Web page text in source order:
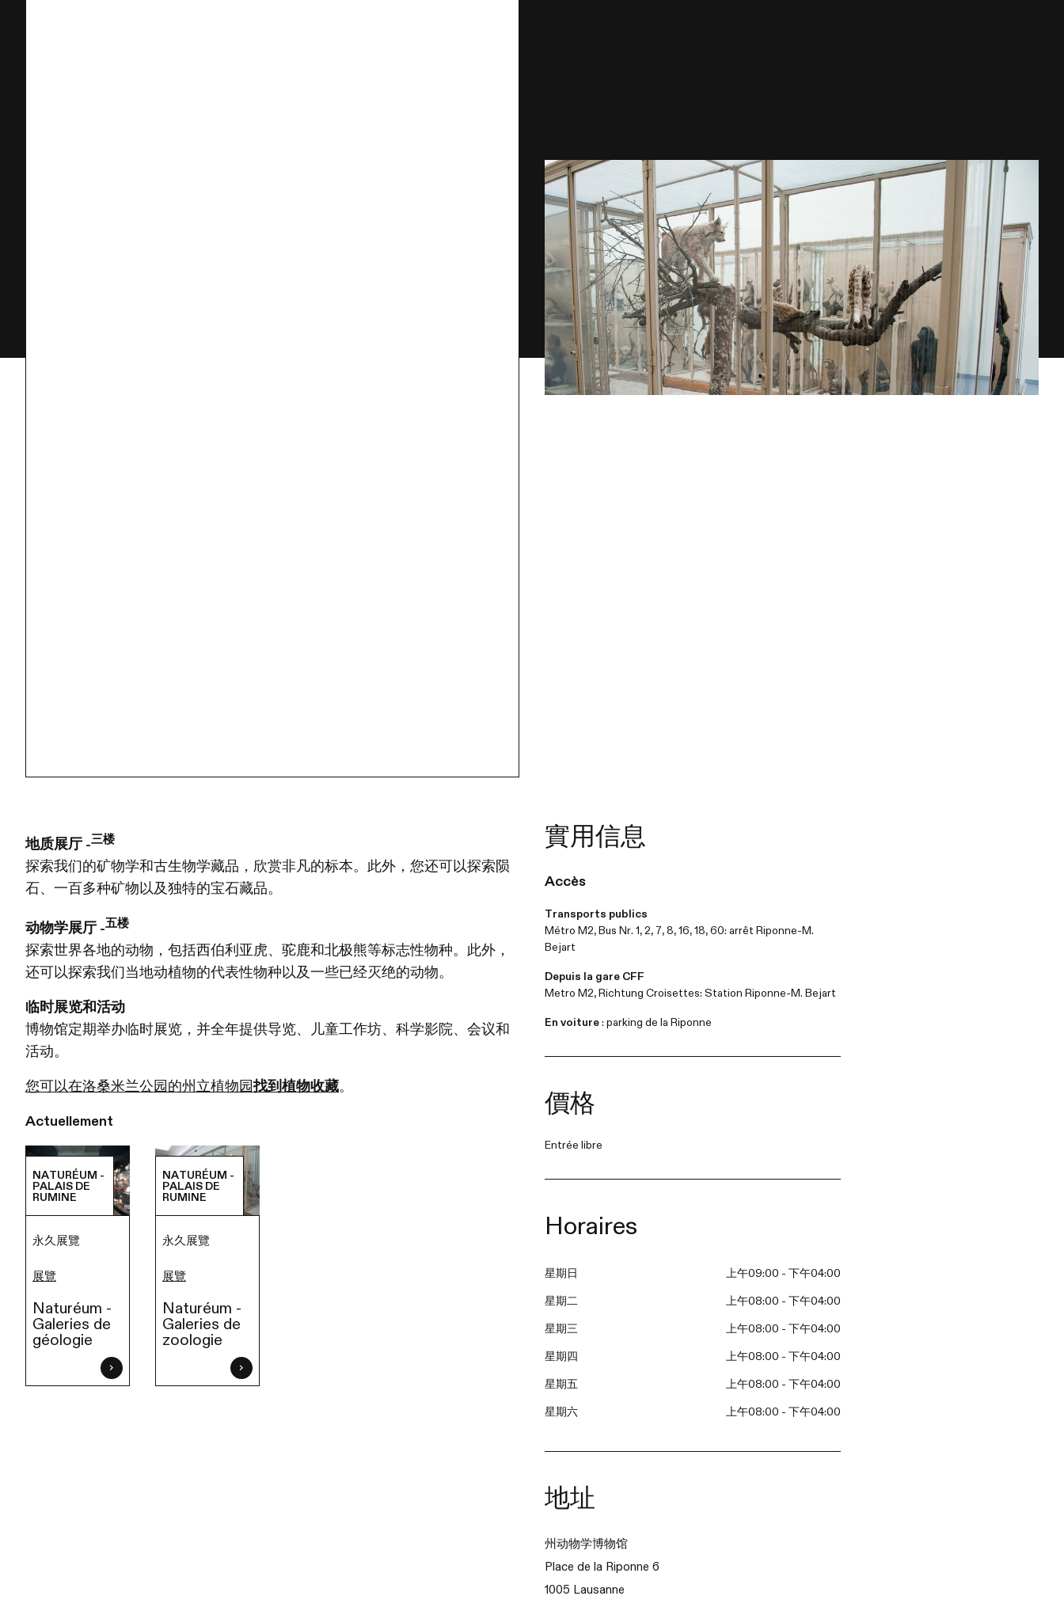
地质展厅 -三楼
探索我们的矿物学和古生物学藏品，欣赏非凡的标本。此外，您还可以探索陨
石、一百多种矿物以及独特的宝石藏品。
动物学展厅 -五楼
探索世界各地的动物，包括西伯利亚虎、驼鹿和北极熊等标志性物种。此外，
还可以探索我们当地动植物的代表性物种以及一些已经灭绝的动物。
临时展览和活动
博物馆定期举办临时展览，并全年提供导览、儿童工作坊、科学影院、会议和
活动。
您可以在洛桑米兰公园的州立植物园找到植物收藏。
Actuellement
NATURÉUM -
PALAIS DE
RUMINE
永久展覽
展覽
Naturéum -
Galeries de
géologie
NATURÉUM -
PALAIS DE
RUMINE
永久展覽
展覽
Naturéum -
Galeries de
zoologie
實用信息
Accès
Transports publics
Métro M2, Bus Nr. 1, 2, 7, 8, 16, 18, 60: arrêt Riponne-M.
Bejart
Depuis la gare CFF
Metro M2, Richtung Croisettes: Station Riponne-M. Bejart
En voiture : parking de la Riponne
價格
Entrée libre
Horaires
星期日 上午09:00 - 下午04:00
星期二 上午08:00 - 下午04:00
星期三 上午08:00 - 下午04:00
星期四 上午08:00 - 下午04:00
星期五 上午08:00 - 下午04:00
星期六 上午08:00 - 下午04:00
地址
州动物学博物馆
Place de la Riponne 6
1005 Lausanne